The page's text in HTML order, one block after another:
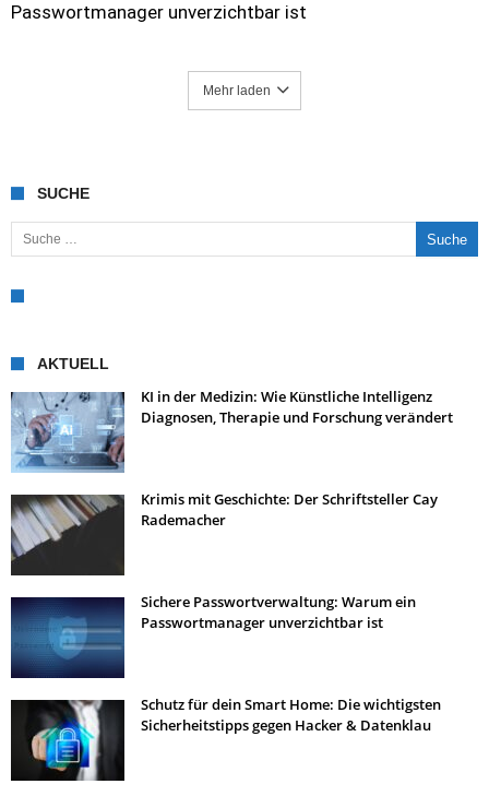
Passwortmanager unverzichtbar ist
Mehr laden
SUCHE
Suche nach:
AKTUELL
KI in der Medizin: Wie Künstliche Intelligenz
Diagnosen, Therapie und Forschung verändert
Krimis mit Geschichte: Der Schriftsteller Cay
Rademacher
Sichere Passwortverwaltung: Warum ein
Passwortmanager unverzichtbar ist
Schutz für dein Smart Home: Die wichtigsten
Sicherheitstipps gegen Hacker & Datenklau